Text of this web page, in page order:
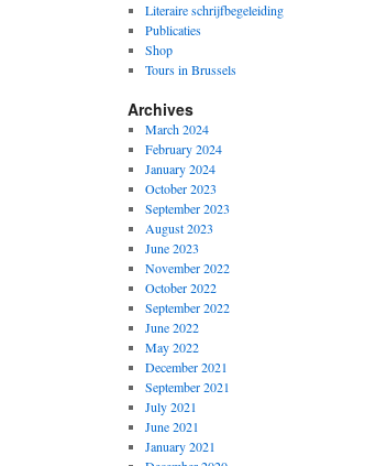
Literaire schrijfbegeleiding
Publicaties
Shop
Tours in Brussels
Archives
March 2024
February 2024
January 2024
October 2023
September 2023
August 2023
June 2023
November 2022
October 2022
September 2022
June 2022
May 2022
December 2021
September 2021
July 2021
June 2021
January 2021